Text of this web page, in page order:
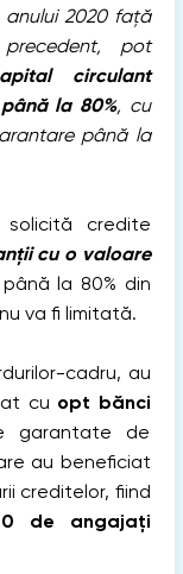
2020 față
pot
circulant
la 80%, cu
până la
credite
cu o valoare
la 80% din
va fi limitată.
cadru, au
cu opt bănci
garantate de
au beneficiat
creditelor, fiind
de angajați